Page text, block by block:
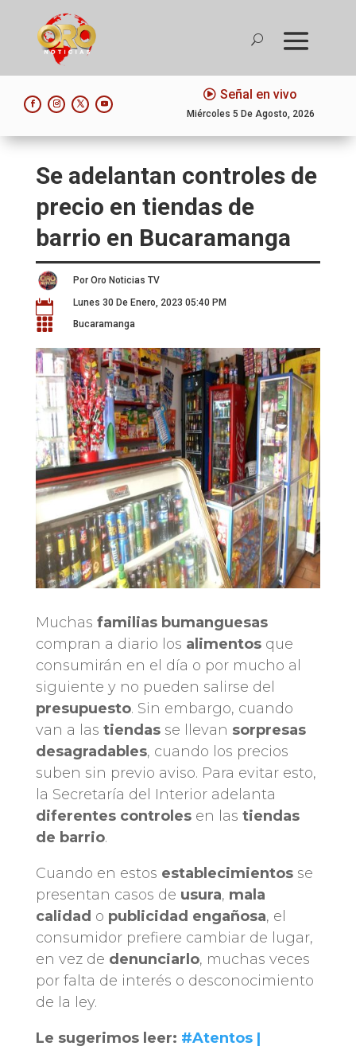
Señal en vivo
Miércoles 5 De Agosto, 2026
Se adelantan controles de
precio en tiendas de
barrio en Bucaramanga
Por Oro Noticias TV
 Lunes 30 De Enero, 2023 05:40 PM
 Bucaramanga
Muchas familias bumanguesas
compran a diario los alimentosque
consumirán en el día o por mucho al
siguiente y no pueden salirse del
presupuesto. Sin embargo, cuando
van a las tiendasse llevan sorpresas
desagradables, cuando los precios
suben sin previo aviso. Para evitar esto,
la Secretaría del Interior adelanta
diferentes controlesen las tiendas
de barrio.
Cuando en estos establecimientosse
presentan casos de usura, mala
calidad o publicidad engañosa, el
consumidor prefiere cambiar de lugar,
en vez de denunciarlo, muchas veces
por falta de interés o desconocimiento
de la ley.
Le sugerimos leer: #Atentos |